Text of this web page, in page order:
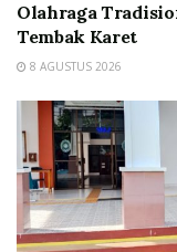
Olahraga
Tembak Karet
8 AGUSTUS 2026